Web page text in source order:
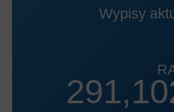
Wypisy